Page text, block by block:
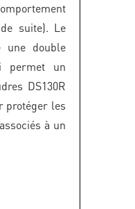
suite). Le
une double
permet un
DS130R
protéger les
à un